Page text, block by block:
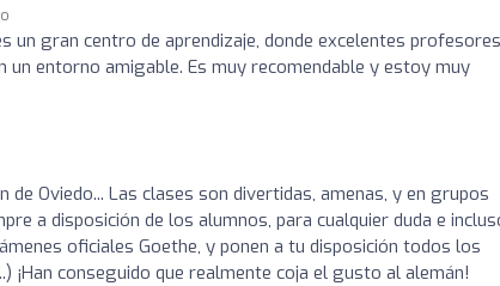
un gran centro de aprendizaje, donde excelentes profesores
un entorno amigable. Es muy recomendable y estoy muy
de Oviedo... Las clases son divertidas, amenas, y en grupos
a disposición de los alumnos, para cualquier duda e
oficiales Goethe, y ponen a tu disposición todos los
¡Han conseguido que realmente coja el gusto al alemán!